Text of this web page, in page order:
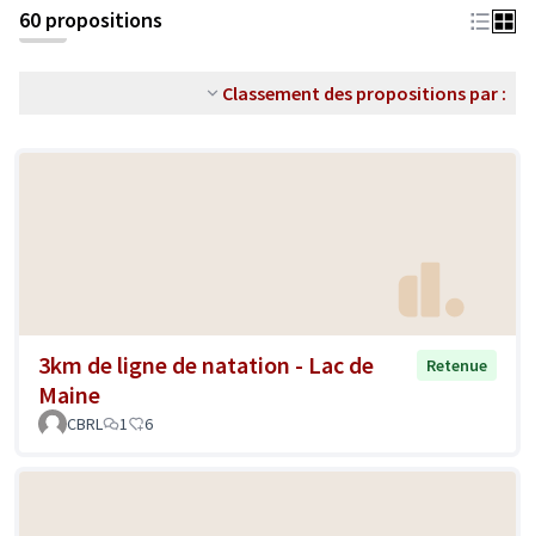
60 propositions
Classement des propositions par :
3km de ligne de natation - Lac de
Maine
Retenue
CBRL 1 6